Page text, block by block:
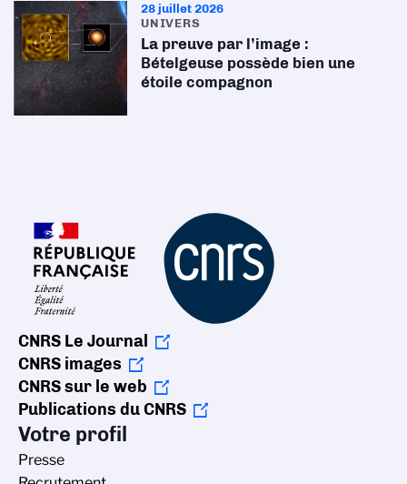
28 juillet 2026
UNIVERS
La preuve par l’image :
Bételgeuse possède bien une
étoile compagnon
CNRS Le Journal
CNRS images
CNRS sur le web
Publications du CNRS
Votre profil
Presse